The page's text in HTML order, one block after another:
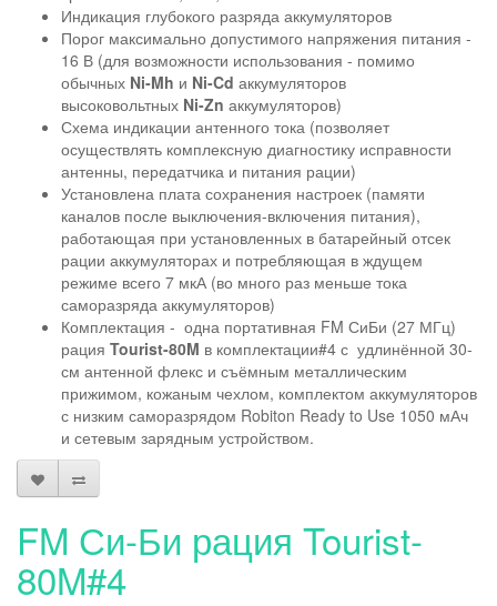
Индикация глубокого разряда аккумуляторов
Порог максимально допустимого напряжения питания -
16 В (для возможности использования - помимо
обычных Ni-Mh и Ni-Cd аккумуляторов
высоковольтных Ni-Zn аккумуляторов)
Схема индикации антенного тока (позволяет
осуществлять комплексную диагностику исправности
антенны, передатчика и питания рации)
Установлена плата сохранения настроек (памяти
каналов после выключения-включения питания),
работающая при установленных в батарейный отсек
рации аккумуляторах и потребляющая в ждущем
режиме всего 7 мкА (во много раз меньше тока
саморазряда аккумуляторов)
Комплектация - одна портативная FM СиБи (27 МГц)
рация Tourist-80M в комплектации#4 с удлинённой 30-
см антенной флекс и съёмным металлическим
прижимом, кожаным чехлом, комплектом аккумуляторов
с низким саморазрядом Robiton Ready to Use 1050 мАч
и сетевым зарядным устройством.
FM Си-Би рация Tourist-
80M#4